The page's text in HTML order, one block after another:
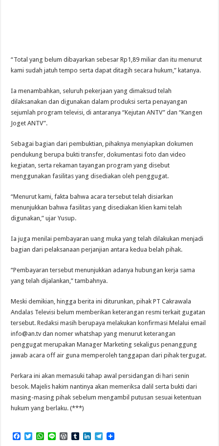
“Total yang belum dibayarkan sebesar Rp1,89 miliar dan itu menurut
kami sudah jatuh tempo serta dapat ditagih secara hukum,” katanya.
Ia menambahkan, seluruh pekerjaan yang dimaksud telah
dilaksanakan dan digunakan dalam produksi serta penayangan
sejumlah program televisi, di antaranya “Kejutan ANTV” dan “Kangen
Joget ANTV”.
Sebagai bagian dari pembuktian, pihaknya menyiapkan dokumen
pendukung berupa bukti transfer, dokumentasi foto dan video
kegiatan, serta rekaman tayangan program yang disebut
menggunakan fasilitas yang disediakan oleh penggugat.
“Menurut kami, fakta bahwa acara tersebut telah disiarkan
menunjukkan bahwa fasilitas yang disediakan klien kami telah
digunakan,” ujar Yusup.
Ia juga menilai pembayaran uang muka yang telah dilakukan menjadi
bagian dari pelaksanaan perjanjian antara kedua belah pihak.
“Pembayaran tersebut menunjukkan adanya hubungan kerja sama
yang telah dijalankan,” tambahnya.
Meski demikian, hingga berita ini diturunkan, pihak PT Cakrawala
Andalas Televisi belum memberikan keterangan resmi terkait gugatan
tersebut. Redaksi masih berupaya melakukan konfirmasi Melalui email
info@an.tv dan nomer whatshap yang menurut keterangan
penggugat merupakan Manager Marketing sekaligus penanggung
jawab acara off air guna memperoleh tanggapan dari pihak tergugat.
Perkara ini akan memasuki tahap awal persidangan di hari senin
besok. Majelis hakim nantinya akan memeriksa dalil serta bukti dari
masing-masing pihak sebelum mengambil putusan sesuai ketentuan
hukum yang berlaku. (***)
F
T
W
L
W
T
L
T